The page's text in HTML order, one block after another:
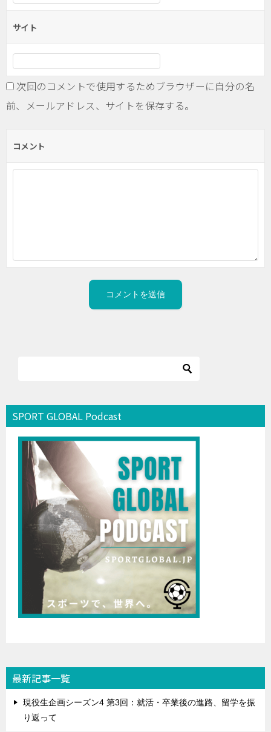
サイト
次回のコメントで使用するためブラウザーに自分の名
前、メールアドレス、サイトを保存する。
コメント
SPORT GLOBAL Podcast
最新記事一覧
現役生企画シーズン4 第3回：就活・卒業後の進路、留学を振
り返って